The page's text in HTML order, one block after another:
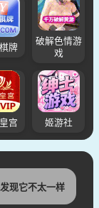
牌
破解色情游
戏
宫 姬游社
现它不太一样